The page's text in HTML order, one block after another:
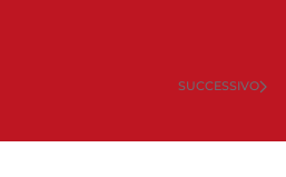
SUCCESSIVO